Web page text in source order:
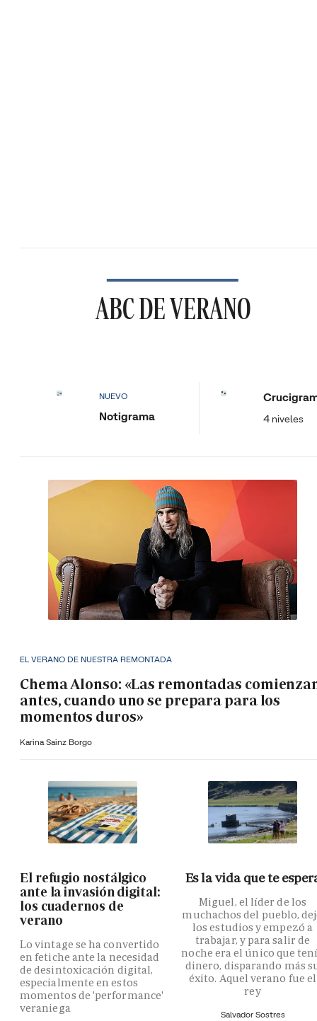
ABC DE VERANO
NUEVO
Notigrama 4 niveles
EL VERANO DE NUESTRA REMONTADA
Chema Alonso: «Las remontadas
antes, cuando uno se prepara para los
momentos duros»
Karina Sainz Borgo
El refugio nostálgico
ante la invasión digital:
los cuadernos de
verano
Lo vintage se ha convertido
en fetiche ante la necesidad
de desintoxicación digital,
especialmente en estos
momentos de 'performance'
veraniega
Es la vida que te
Miguel, el líder de los
muchachos del pueblo,
los estudios y empezó a
trabajar, y para salir de
noche era el único que
dinero, disparando más
éxito. Aquel verano fue el
rey
Salvador Sostres